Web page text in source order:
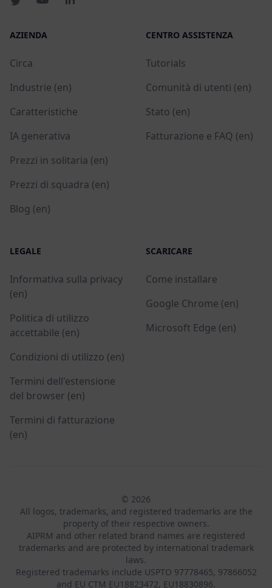
AZIENDA
Circa
Industrie (en)
Caratteristiche
IA generativa
Prezzi in solitaria (en)
Prezzi di squadra (en)
Blog (en)
CENTRO ASSISTENZA
Tutorials
Comunità di utenti (en)
Stato (en)
Fatturazione e FAQ (en)
LEGALE
Informativa sulla privacy
(en)
Politica di utilizzo
accettabile (en)
Condizioni di utilizzo (en)
Termini dell'estensione
del browser (en)
Termini di fatturazione
(en)
SCARICARE
Come installare
Google Chrome (en)
Microsoft Edge (en)
© 2026
All logos, trademarks, and registered trademarks are the
property of their respective owners.
AIPRM and other related brand names are registered
trademarks and are protected by international trademark
laws.
Registered trademarks include USPTO 97778465, 97866052
and EU CTM EU18823472, EU18830896.